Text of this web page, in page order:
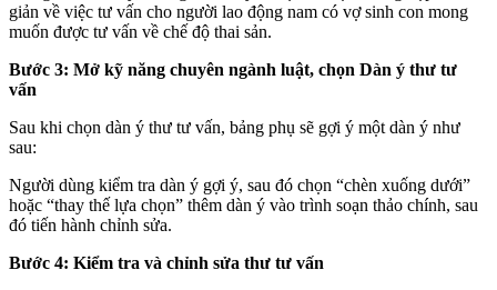
giản về việc tư vấn cho người lao động nam có vợ sinh con mong
muốn được tư vấn về chế độ thai sản.
Bước 3: Mở kỹ năng chuyên ngành luật, chọn Dàn ý thư tư
vấn
Sau khi chọn dàn ý thư tư vấn, bảng phụ sẽ gợi ý một dàn ý như
sau:
Người dùng kiểm tra dàn ý gợi ý, sau đó chọn “chèn xuống dưới”
hoặc “thay thế lựa chọn” thêm dàn ý vào trình soạn thảo chính, sau
đó tiến hành chỉnh sửa.
Bước 4: Kiểm tra và chỉnh sửa thư tư vấn